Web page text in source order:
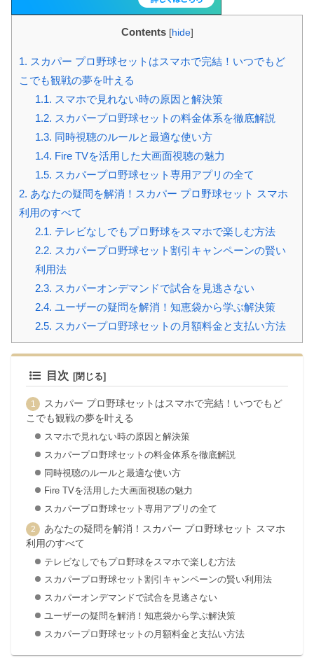
Contents [hide]
1. スカパー プロ野球セットはスマホで完結！いつでもど
こでも観戦の夢を叶える
1.1. スマホで見れない時の原因と解決策
1.2. スカパープロ野球セットの料金体系を徹底解説
1.3. 同時視聴のルールと最適な使い方
1.4. Fire TVを活用した大画面視聴の魅力
1.5. スカパープロ野球セット専用アプリの全て
2. あなたの疑問を解消！スカパー プロ野球セット スマホ
利用のすべて
2.1. テレビなしでもプロ野球をスマホで楽しむ方法
2.2. スカパープロ野球セット割引キャンペーンの賢い
利用法
2.3. スカパーオンデマンドで試合を見逃さない
2.4. ユーザーの疑問を解消！知恵袋から学ぶ解決策
2.5. スカパープロ野球セットの月額料金と支払い方法
目次
スカパー プロ野球セットはスマホで完結！いつでもど
こでも観戦の夢を叶える
スマホで見れない時の原因と解決策
スカパープロ野球セットの料金体系を徹底解説
同時視聴のルールと最適な使い方
Fire TVを活用した大画面視聴の魅力
スカパープロ野球セット専用アプリの全て
あなたの疑問を解消！スカパー プロ野球セット スマホ
利用のすべて
テレビなしでもプロ野球をスマホで楽しむ方法
スカパープロ野球セット割引キャンペーンの賢い利用法
スカパーオンデマンドで試合を見逃さない
ユーザーの疑問を解消！知恵袋から学ぶ解決策
スカパープロ野球セットの月額料金と支払い方法